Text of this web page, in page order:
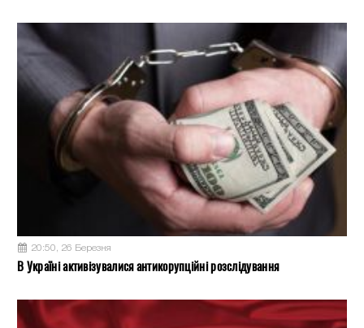
20:50, 26 Березня
В Україні активізувалися антикорупційні розслідування